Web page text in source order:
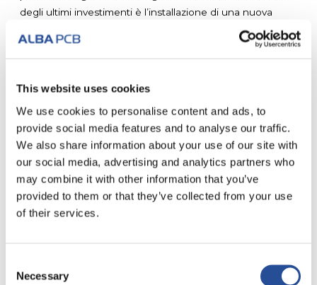
This website uses cookies
We use cookies to personalise content and ads, to
provide social media features and to analyse our traffic.
We also share information about your use of our site with
our social media, advertising and analytics partners who
may combine it with other information that you’ve
provided to them or that they’ve collected from your use
of their services.
Selection
Necessary
degli ultimi investimenti è l’installazione di una nuova
linea automatica robotizzata, MECetchBOND CZ, che
attraverso un processo chimico-meccanico tratta la